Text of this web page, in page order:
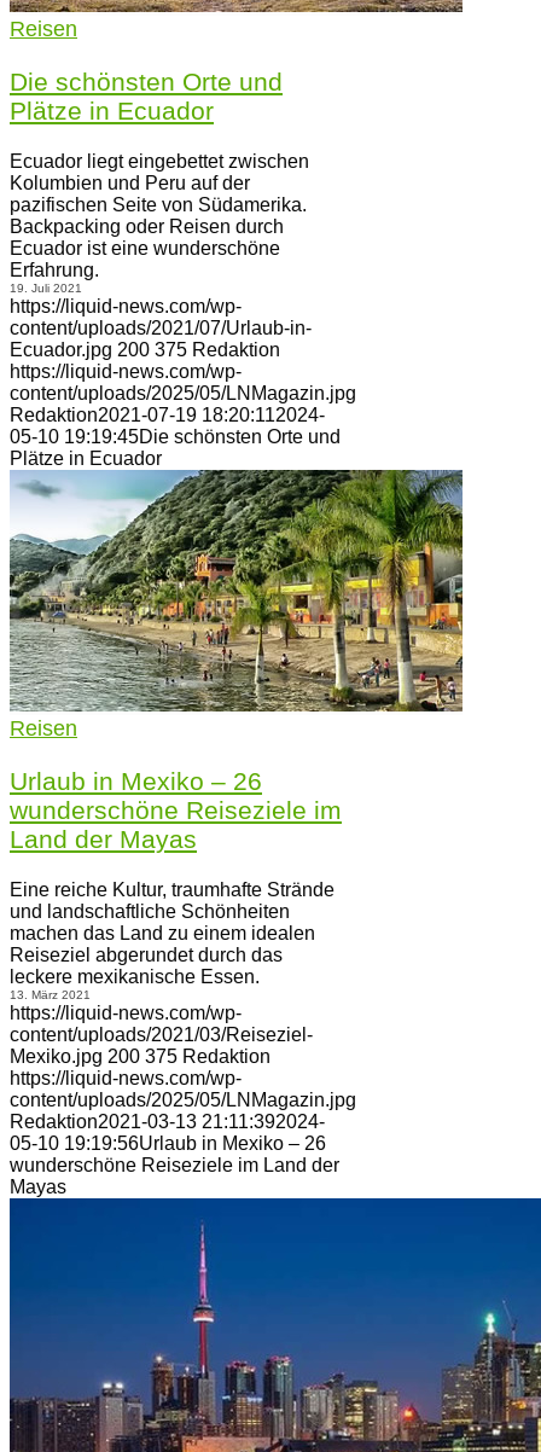
Reisen
Die schönsten Orte und
Plätze in Ecuador
Ecuador liegt eingebettet zwischen
Kolumbien und Peru auf der
pazifischen Seite von Südamerika.
Backpacking oder Reisen durch
Ecuador ist eine wunderschöne
Erfahrung.
19. Juli 2021
https://liquid-news.com/wp-
content/uploads/2021/07/Urlaub-in-
Ecuador.jpg 200 375 Redaktion
https://liquid-news.com/wp-
content/uploads/2025/05/LNMagazin.jpg
Redaktion2021-07-19 18:20:112024-
05-10 19:19:45Die schönsten Orte und
Plätze in Ecuador
Reisen
Urlaub in Mexiko – 26
wunderschöne Reiseziele im
Land der Mayas
Eine reiche Kultur, traumhafte Strände
und landschaftliche Schönheiten
machen das Land zu einem idealen
Reiseziel abgerundet durch das
leckere mexikanische Essen.
13. März 2021
https://liquid-news.com/wp-
content/uploads/2021/03/Reiseziel-
Mexiko.jpg 200 375 Redaktion
https://liquid-news.com/wp-
content/uploads/2025/05/LNMagazin.jpg
Redaktion2021-03-13 21:11:392024-
05-10 19:19:56Urlaub in Mexiko – 26
wunderschöne Reiseziele im Land der
Mayas